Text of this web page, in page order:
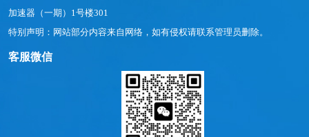
加速器（一期）1号楼301
特别声明：网站部分内容来自网络，如有侵权请联系管理员删除。
客服微信